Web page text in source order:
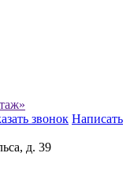
звонок Написать
д. 39